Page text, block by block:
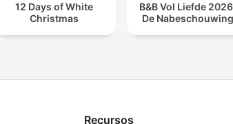
12 Days of White
Christmas
B&B Vol Liefde
De Nabeschouwing
Recursos